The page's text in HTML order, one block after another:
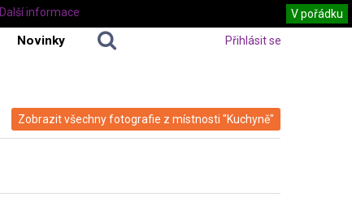
Novinky Přihlásit se
Zobrazit všechny fotografie z místnosti "Kuchyně"
V pořádku
Další informace